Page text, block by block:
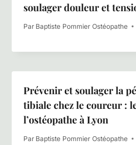
soulager douleur et
Par Baptiste Pommier Ostéopathe
Prévenir et soulager la
tibiale chez le coureur :
l’ostéopathe à Lyon
Par Baptiste Pommier Ostéopathe